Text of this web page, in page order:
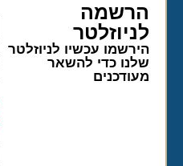
הרשמה
לניוזלטר​
הירשמו עכשיו לניוזלטר
שלנו כדי להשאר
מעודכנים